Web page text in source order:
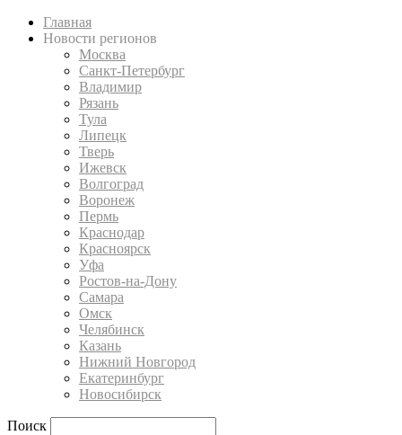
Главная
Новости регионов
Москва
Санкт-Петербург
Владимир
Рязань
Тула
Липецк
Тверь
Ижевск
Волгоград
Воронеж
Пермь
Краснодар
Красноярск
Уфа
Ростов-на-Дону
Самара
Омск
Челябинск
Казань
Нижний Новгород
Екатеринбург
Новосибирск
Поиск